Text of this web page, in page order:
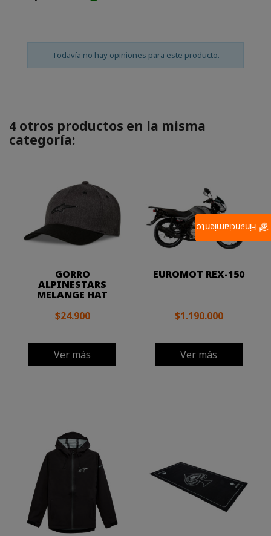
Todavía no hay opiniones para este producto.
4 otros productos en la misma
categoría:
GORRO
ALPINESTARS
MELANGE HAT
$24.900
Ver más
EUROMOT REX-150
$1.190.000
Ver más
Financiamiento